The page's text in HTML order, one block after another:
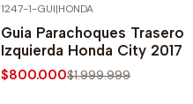
1247-1-GUI|HONDA
Guia Parachoques Trasero
Izquierda Honda City 2017
$800.000$1.999.999